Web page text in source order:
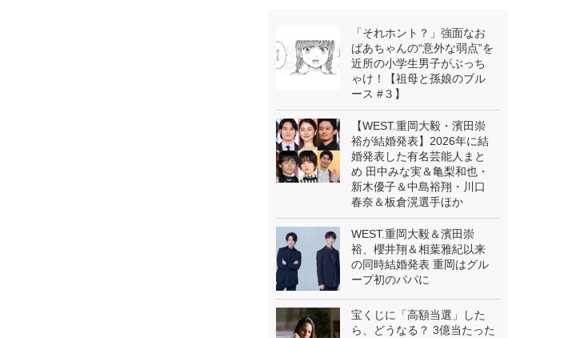
「それホント？」強面なお
ばあちゃんの“意外な弱点”を
近所の小学生男子がぶっち
ゃけ！【祖母と孫娘のブル
ース #３】
【WEST.重岡大毅・濱田崇
裕が結婚発表】2026年に結
婚発表した有名芸能人まと
め 田中みな実＆亀梨和也・
新木優子＆中島裕翔・川口
春奈＆板倉滉選手ほか
WEST.重岡大毅＆濱田崇
裕、櫻井翔＆相葉雅紀以来
の同時結婚発表 重岡はグル
ープ初のパパに
宝くじに「高額当選」した
ら、どうなる？ 3億当たった